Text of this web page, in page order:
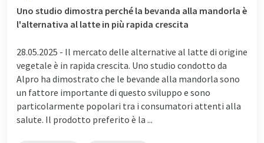
Uno studio dimostra perché la bevanda alla mandorla è
l'alternativa al latte in più rapida crescita
28.05.2025 - Il mercato delle alternative al latte di origine
vegetale è in rapida crescita. Uno studio condotto da
Alpro ha dimostrato che le bevande alla mandorla sono
un fattore importante di questo sviluppo e sono
particolarmente popolari tra i consumatori attenti alla
salute. Il prodotto preferito è la ...